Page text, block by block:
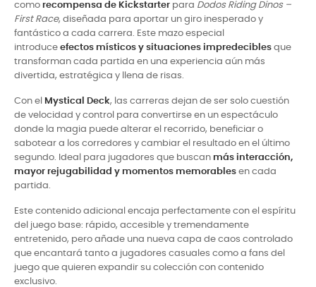
como recompensa de Kickstarter para Dodos Riding Dinos –
First Race, diseñada para aportar un giro inesperado y
fantástico a cada carrera. Este mazo especial
introduce efectos místicos y situaciones impredecibles que
transforman cada partida en una experiencia aún más
divertida, estratégica y llena de risas.
Con el Mystical Deck, las carreras dejan de ser solo cuestión
de velocidad y control para convertirse en un espectáculo
donde la magia puede alterar el recorrido, beneficiar o
sabotear a los corredores y cambiar el resultado en el último
segundo. Ideal para jugadores que buscan más interacción,
mayor rejugabilidad y momentos memorables en cada
partida.
Este contenido adicional encaja perfectamente con el espíritu
del juego base: rápido, accesible y tremendamente
entretenido, pero añade una nueva capa de caos controlado
que encantará tanto a jugadores casuales como a fans del
juego que quieren expandir su colección con contenido
exclusivo.